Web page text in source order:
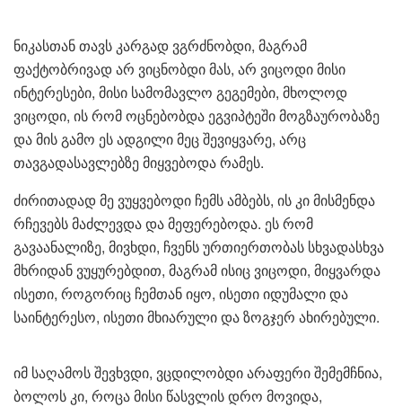
ნიკასთან თავს კარგად ვგრძნობდი, მაგრამ
ფაქტობრივად არ ვიცნობდი მას, არ ვიცოდი მისი
ინტერესები, მისი სამომავლო გეგემები, მხოლოდ
ვიცოდი, ის რომ ოცნებობდა ეგვიპტეში მოგზაურობაზე
და მის გამო ეს ადგილი მეც შევიყვარე, არც
თავგადასავლებზე მიყვებოდა რამეს.
ძირითადად მე ვუყვებოდი ჩემს ამბებს, ის კი მისმენდა
რჩევებს მაძლევდა და მეფერებოდა. ეს რომ
გავაანალიზე, მივხდი, ჩვენს ურთიერთობას სხვადასხვა
მხრიდან ვუყურებდით, მაგრამ ისიც ვიცოდი, მიყვარდა
ისეთი, როგორიც ჩემთან იყო, ისეთი იდუმალი და
საინტერესო, ისეთი მხიარული და ზოგჯერ ახირებული.
იმ საღამოს შევხვდი, ვცდილობდი არაფერი შემემჩნია,
ბოლოს კი, როცა მისი წასვლის დრო მოვიდა,